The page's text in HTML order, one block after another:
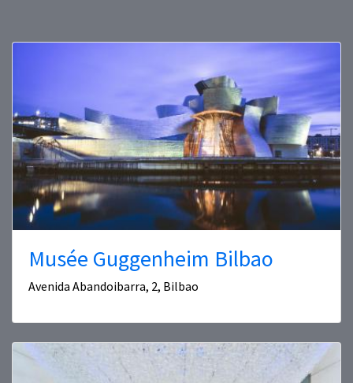
Musée Guggenheim Bilbao
Avenida Abandoibarra, 2, Bilbao